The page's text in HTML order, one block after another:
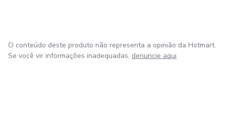
O conteúdo deste produto não representa a opinião da Hotmart.
Se você vir informações inadequadas, denuncie aqui